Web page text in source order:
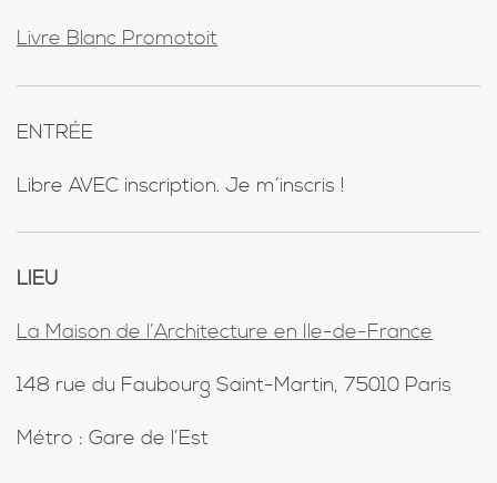
Livre Blanc Promotoit
ENTRÉE
Libre AVEC inscription. Je m’inscris !
LIEU
La Maison de l’Architecture en Ile-de-France
148 rue du Faubourg Saint-Martin, 75010 Paris
Métro : Gare de l’Est